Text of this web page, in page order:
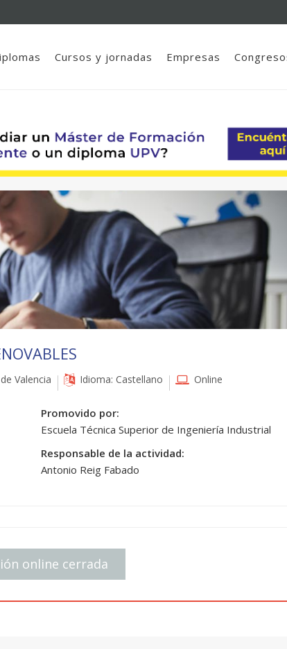
Cursos y jornadas Empresas
Valencia Idioma: Castellano Online
Promovido por:
Escuela Técnica Superior de Ingeniería Industrial
Responsable de la actividad:
Antonio Reig Fabado
online cerrada